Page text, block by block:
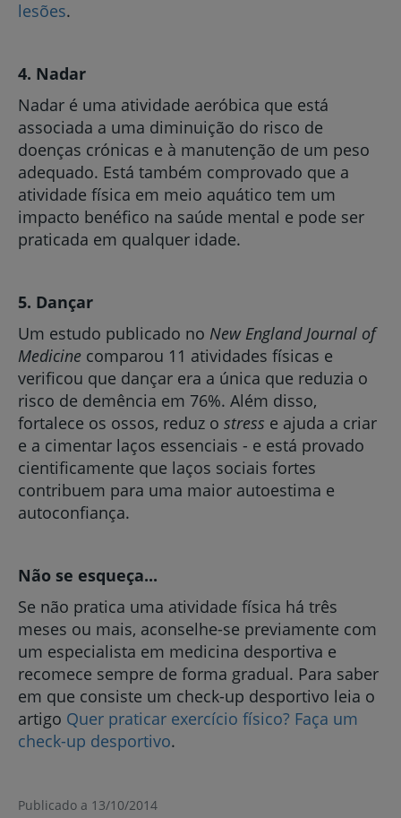
lesões.
4. Nadar
Nadar é uma atividade aeróbica que está
associada a uma diminuição do risco de
doenças crónicas e à manutenção de um peso
adequado. Está também comprovado que a
atividade física em meio aquático tem um
impacto benéfico na saúde mental e pode ser
praticada em qualquer idade.
5. Dançar
Um estudo publicado no New England Journal of
Medicine comparou 11 atividades físicas e
verificou que dançar era a única que reduzia o
risco de demência em 76%. Além disso,
fortalece os ossos, reduz o stress e ajuda a criar
e a cimentar laços essenciais - e está provado
cientificamente que laços sociais fortes
contribuem para uma maior autoestima e
autoconfiança.
Não se esqueça...
Se não pratica uma atividade física há três
meses ou mais, aconselhe-se previamente com
um especialista em medicina desportiva e
recomece sempre de forma gradual. Para saber
em que consiste um check-up desportivo leia o
artigo Quer praticar exercício físico? Faça um
check-up desportivo.
Publicado a 13/10/2014